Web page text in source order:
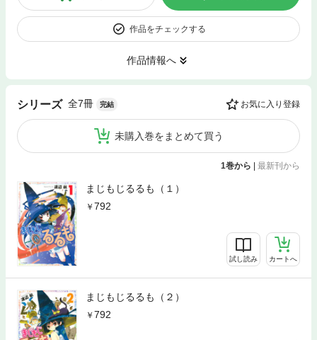
作品をチェックする
作品情報へ
シリーズ 全7冊 完結 お気に入り登録
未購入巻をまとめて買う
1巻から | 最新刊から
まじもじるるも（１）
792
試し読み カートへ
まじもじるるも（２）
792